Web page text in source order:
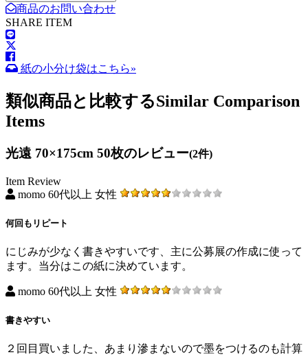
商品のお問い合わせ
SHARE ITEM
紙の小分け袋はこちら»
類似商品と比較するSimilar Comparison
Items
光遠 70×175cm 50枚のレビュー(2件)
Item Review
momo 60代以上 女性
何回もリピート
にじみが少なく書きやすいです、主に公募展の作成に使って
ます。当分はこの紙に決めています。
momo 60代以上 女性
書きやすい
２回目買いました、あまり滲まないので墨をつけるのも計算